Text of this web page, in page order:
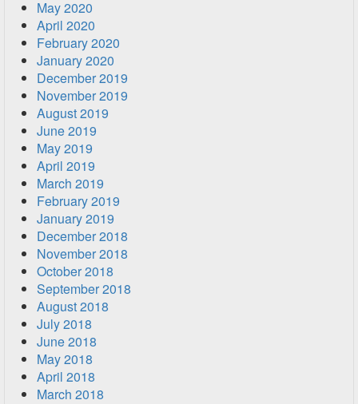
May 2020
April 2020
February 2020
January 2020
December 2019
November 2019
August 2019
June 2019
May 2019
April 2019
March 2019
February 2019
January 2019
December 2018
November 2018
October 2018
September 2018
August 2018
July 2018
June 2018
May 2018
April 2018
March 2018